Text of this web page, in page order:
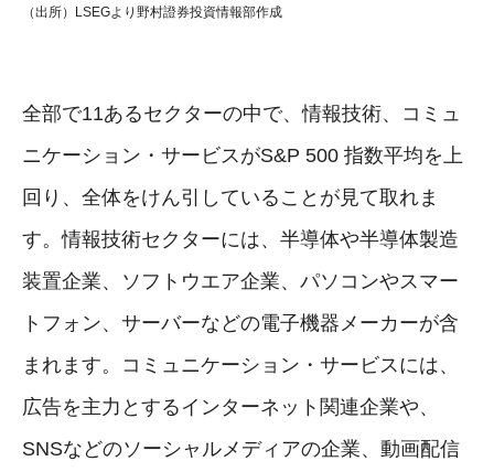
（出所）LSEGより野村證券投資情報部作成
全部で11あるセクターの中で、情報技術、コミュ
ニケーション・サービスがS&P 500 指数平均を上
回り、全体をけん引していることが見て取れま
す。情報技術セクターには、半導体や半導体製造
装置企業、ソフトウエア企業、パソコンやスマー
トフォン、サーバーなどの電子機器メーカーが含
まれます。コミュニケーション・サービスには、
広告を主力とするインターネット関連企業や、
SNSなどのソーシャルメディアの企業、動画配信